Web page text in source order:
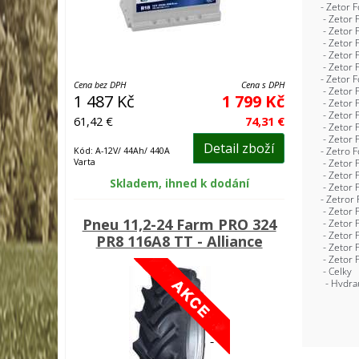
Cena bez DPH
1 487 Kč
61,42 €
Cena s DPH
1 799 Kč
74,31 €
Kód: A-12V/ 44Ah/ 440A
Varta
Detail zboží
Skladem, ihned k dodání
Pneu 11,2-24 Farm PRO 324
PR8 116A8 TT - Alliance